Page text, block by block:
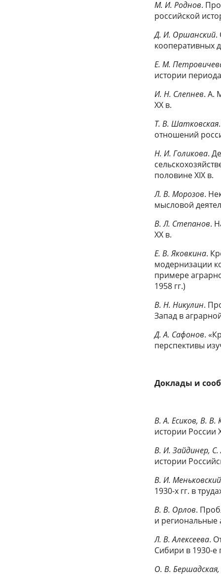
М. И. Роднов.
российской
Д. И. Оршанский.
кооперативных
Е. М.
истории
И. Н. Слепнев. А.
XX в.
Т. В. Шатковская
отношений
Н. И. Голикова.
половине XIX в.
Л. В. Морозов.
мысловой
В. Л. Степанов.
XX в.
Е. В. Яковкина.
модернизации
примере
1958 гг.)
В. Н. Никулин.
Запад в
Д. А. Сафонов.
перспективы
Доклады и
В. А. Есиков, В.
истории России
В. И. Зайдинер,
истории
В. И. Меньковский
1930-х гг. в
В. В. Орлов.
и региональные
Л. В. Алексеева.
Сибири в 1930-е
О. В.